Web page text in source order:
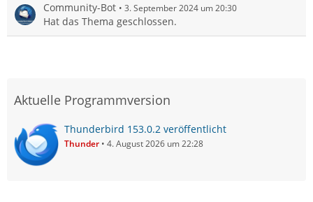
Community-Bot 3. September 2024 um 20:30
Hat das Thema geschlossen.
Aktuelle Programmversion
Thunderbird 153.0.2 veröffentlicht
Thunder 4. August 2026 um 22:28